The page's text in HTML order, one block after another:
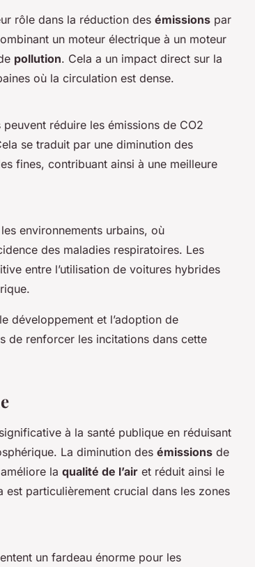
rôle dans la réduction des émissions par
un moteur électrique à un moteur
pollution. Cela a un impact direct sur la
où la circulation est dense.
réduire les émissions de CO2
se traduit par une diminution des
fines, contribuant ainsi à une meilleure
environnements urbains, où
des maladies respiratoires. Les
entre l’utilisation de voitures hybrides
développement et l’adoption de
de renforcer les incitations dans cette
à la santé publique en réduisant
La diminution des émissions de
la qualité de l’air et réduit ainsi le
est particulièrement crucial dans les zones
un fardeau énorme pour les